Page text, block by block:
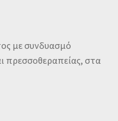
με συνδυασμό
πρεσσοθεραπείας, στα